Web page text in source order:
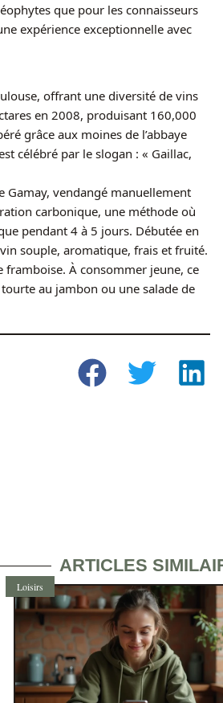
que pour les connaisseurs
expérience exceptionnelle avec
offrant une diversité de vins
en 2008, produisant 160,000
grâce aux moines de l’abbaye
célébré par le slogan : « Gaillac,
Gamay, vendangé manuellement
carbonique, une méthode où
pendant 4 à 5 jours. Débutée en
souple, aromatique, frais et fruité.
framboise. À consommer jeune, ce
au jambon ou une salade de
ARTICLES
Loisirs